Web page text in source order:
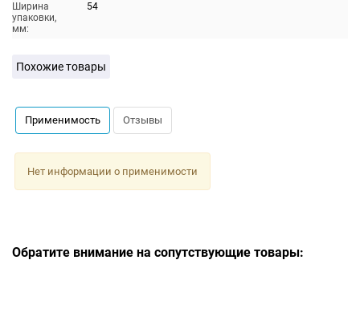
Ширина
упаковки,
мм:
54
Похожие товары
Применимость Отзывы
Нет информации о применимости
Обратите внимание на сопутствующие товары: